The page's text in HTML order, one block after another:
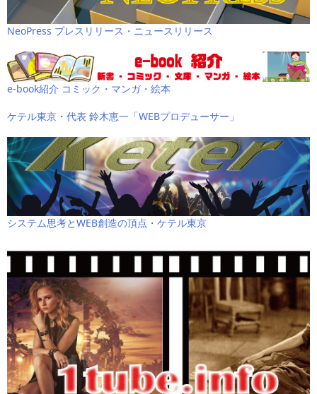
NeoPress プレスリリース・ニュースリリース
e-book紹介 コミック・マンガ・絵本
ケテル東京・代表 鈴木恵一「WEBプロデューサー」
システム思考とWEB創造の頂点・ケテル東京